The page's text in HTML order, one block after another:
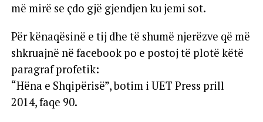
më mirë se çdo gjë gjendjen ku jemi sot.
Për kënaqësinë e tij dhe të shumë njerëzve që më
shkruajnë në facebook po e postoj të plotë këtë
paragraf profetik:
“Hëna e Shqipërisë”, botim i UET Press prill
2014, faqe 90.